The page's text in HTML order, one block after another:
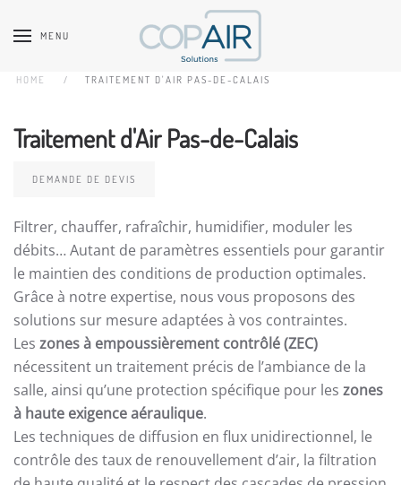
Accéder au contenu principal
MENU
HOME TRAITEMENT D'AIR PAS-DE-CALAIS
Traitement d'Air Pas-de-Calais
DEMANDE DE DEVIS
Filtrer, chauffer, rafraîchir, humidifier, moduler les
débits… Autant de paramètres essentiels pour garantir
le maintien des conditions de production optimales.
Grâce à notre expertise, nous vous proposons des
solutions sur mesure adaptées à vos contraintes.
Les zones à empoussièrement contrôlé (ZEC)
nécessitent un traitement précis de l’ambiance de la
salle, ainsi qu’une protection spécifique pour les zones
à haute exigence aéraulique.
Les techniques de diffusion en flux unidirectionnel, le
contrôle des taux de renouvellement d’air, la filtration